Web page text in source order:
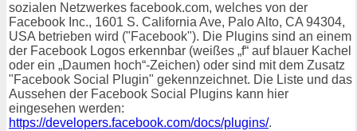
sozialen Netzwerkes facebook.com, welches von der
Facebook Inc., 1601 S. California Ave, Palo Alto, CA 94304,
USA betrieben wird ("Facebook"). Die Plugins sind an einem
der Facebook Logos erkennbar (weißes „f“ auf blauer Kachel
oder ein „Daumen hoch“-Zeichen) oder sind mit dem Zusatz
"Facebook Social Plugin" gekennzeichnet. Die Liste und das
Aussehen der Facebook Social Plugins kann hier
eingesehen werden:
https://developers.facebook.com/docs/plugins/.